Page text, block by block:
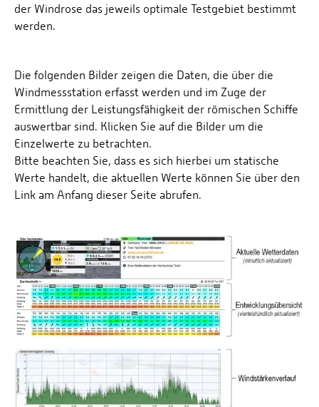
der Windrose das jeweils optimale Testgebiet bestimmt
werden.
Die folgenden Bilder zeigen die Daten, die über die
Windmessstation erfasst werden und im Zuge der
Ermittlung der Leistungsfähigkeit der römischen Schiffe
auswertbar sind. Klicken Sie auf die Bilder um die
Einzelwerte zu betrachten.
Bitte beachten Sie, dass es sich hierbei um statische
Werte handelt, die aktuellen Werte können Sie über den
Link am Anfang dieser Seite abrufen.